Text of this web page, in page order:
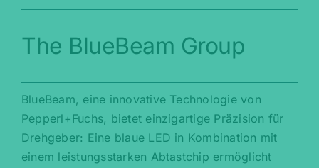
Kontakt
The BlueBeam Group
BlueBeam, eine innovative Technologie von
Pepperl+Fuchs, bietet einzigartige Präzision für
Drehgeber: Eine blaue LED in Kombination mit
einem leistungsstarken Abtastchip ermöglicht